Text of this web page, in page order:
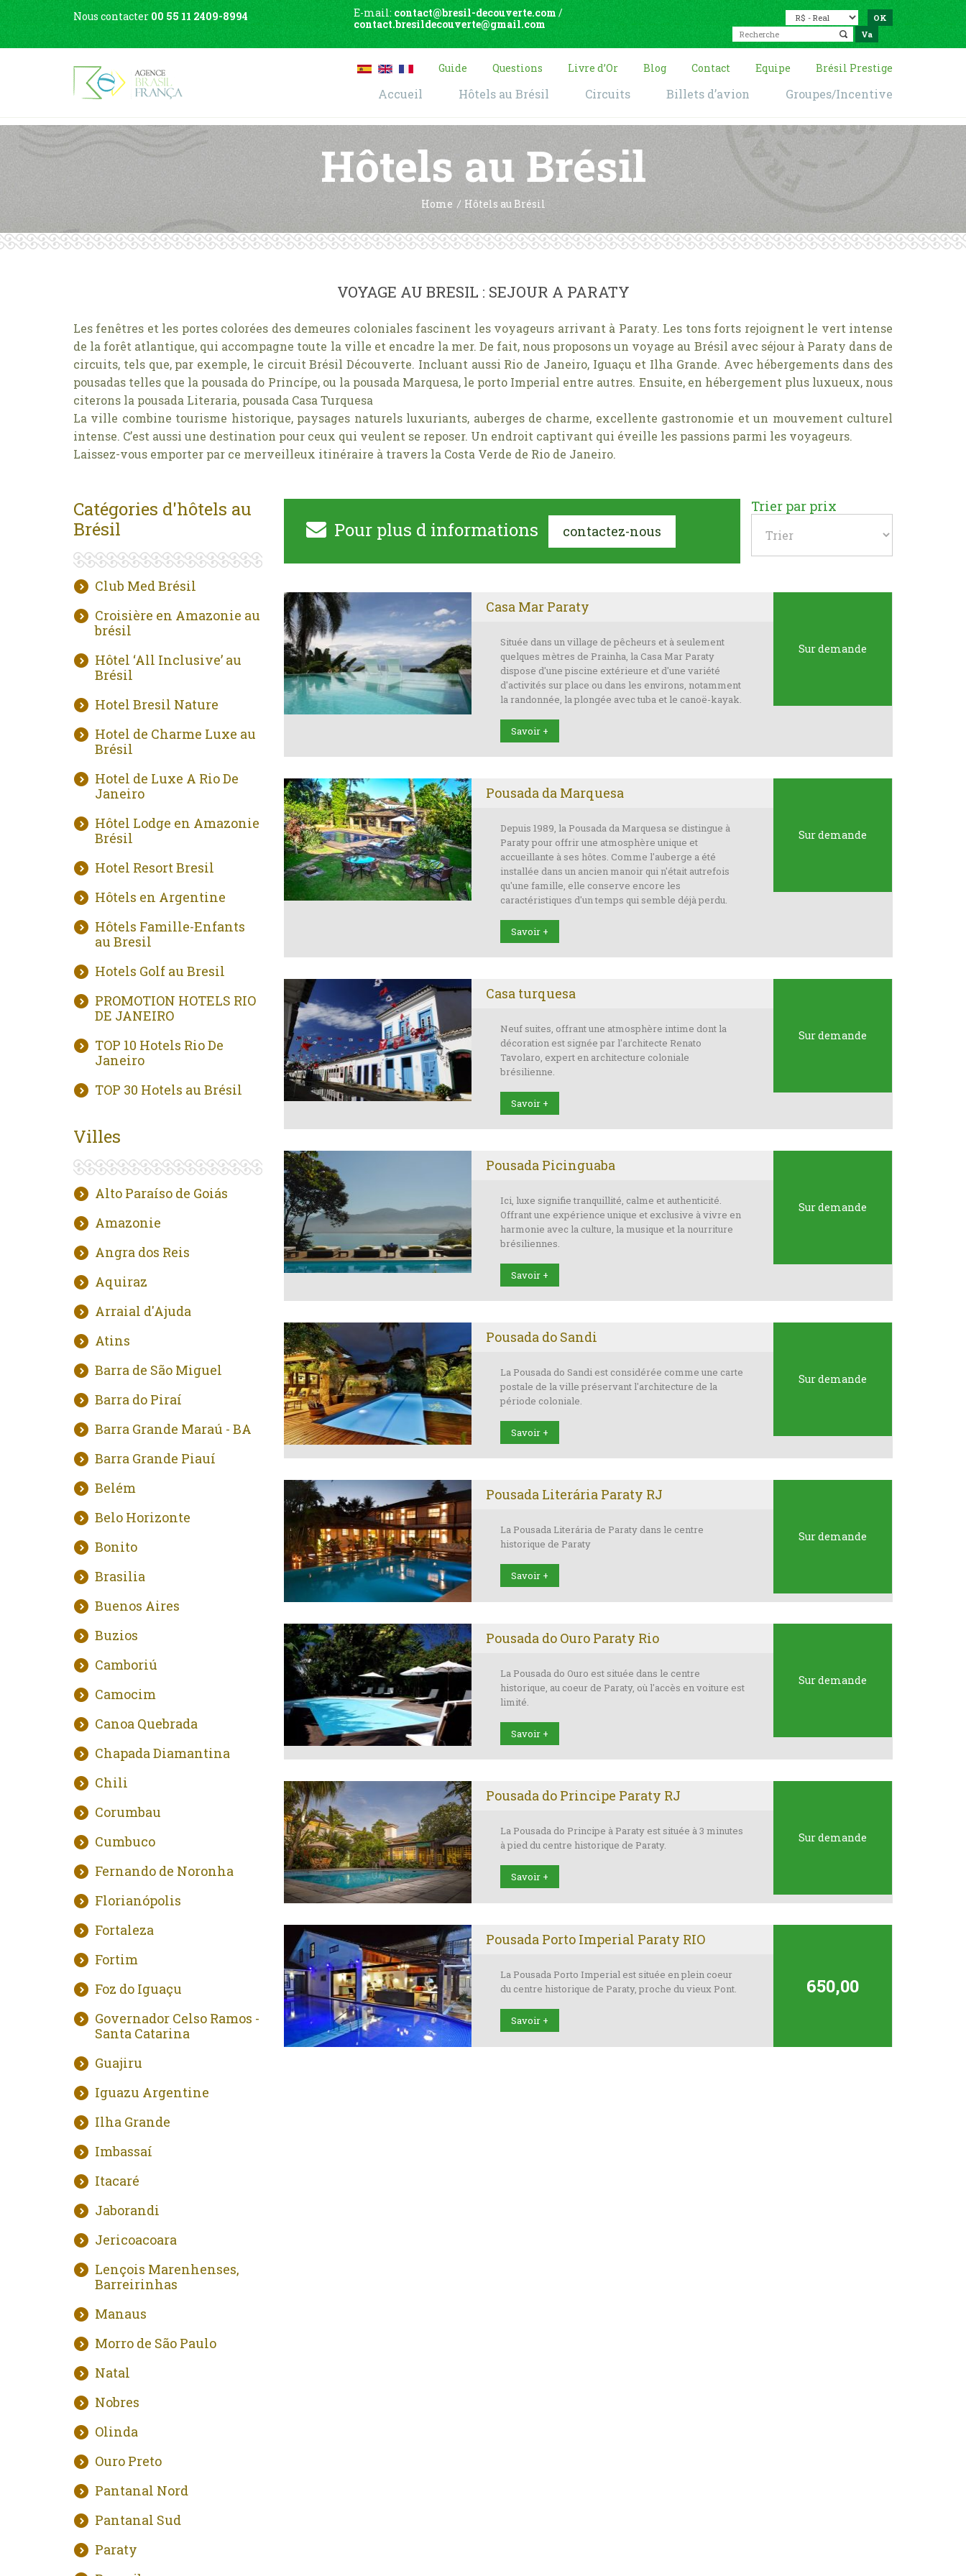
Nous contacter 00 55 11 2409-8994 E-mail: contact@bresil-decouverte.com /
contact.bresildecouverte@gmail.com
Guide Questions Livre d’Or Blog Contact Equipe Brésil Prestige
Accueil Hôtels au Brésil Circuits Billets d’avion Groupes/Incentive
Hôtels au Brésil
Home Hôtels au Brésil
VOYAGE AU BRESIL : SEJOUR A PARATY
Les fenêtres et les portes colorées des demeures coloniales fascinent les voyageurs arrivant à Paraty. Les tons forts rejoignent le vert intense
de la forêt atlantique, qui accompagne toute la ville et encadre la mer. De fait, nous proposons un voyage au Brésil avec séjour à Paraty dans de
circuits, tels que, par exemple, le circuit Brésil Découverte. Incluant aussi Rio de Janeiro, Iguaçu et Ilha Grande. Avec hébergements dans des
pousadas telles que la pousada do Princípe, ou la pousada Marquesa, le porto Imperial entre autres. Ensuite, en hébergement plus luxueux, nous
citerons la pousada Literaria, pousada Casa Turquesa
La ville combine tourisme historique, paysages naturels luxuriants, auberges de charme, excellente gastronomie et un mouvement culturel
intense. C’est aussi une destination pour ceux qui veulent se reposer. Un endroit captivant qui éveille les passions parmi les voyageurs.
Laissez-vous emporter par ce merveilleux itinéraire à travers la Costa Verde de Rio de Janeiro.
Catégories d'hôtels au
Brésil
Club Med Brésil
Croisière en Amazonie au
brésil
Hôtel ‘All Inclusive’ au
Brésil
Hotel Bresil Nature
Hotel de Charme Luxe au
Brésil
Hotel de Luxe A Rio De
Janeiro
Hôtel Lodge en Amazonie
Brésil
Hotel Resort Bresil
Hôtels en Argentine
Hôtels Famille-Enfants
au Bresil
Hotels Golf au Bresil
PROMOTION HOTELS RIO
DE JANEIRO
TOP 10 Hotels Rio De
Janeiro
TOP 30 Hotels au Brésil
Villes
Alto Paraíso de Goiás
Amazonie
Angra dos Reis
Aquiraz
Arraial d'Ajuda
Atins
Barra de São Miguel
Barra do Piraí
Barra Grande Maraú - BA
Barra Grande Piauí
Belém
Belo Horizonte
Bonito
Brasilia
Buenos Aires
Buzios
Camboriú
Camocim
Canoa Quebrada
Chapada Diamantina
Chili
Corumbau
Cumbuco
Fernando de Noronha
Florianópolis
Fortaleza
Fortim
Foz do Iguaçu
Governador Celso Ramos -
Santa Catarina
Guajiru
Iguazu Argentine
Ilha Grande
Imbassaí
Itacaré
Jaborandi
Jericoacoara
Lençois Marenhenses,
Barreirinhas
Manaus
Morro de São Paulo
Natal
Nobres
Olinda
Ouro Preto
Pantanal Nord
Pantanal Sud
Paraty
Pour plus d informations contactez-nous
Trier par prix
Casa Mar Paraty
Située dans un village de pêcheurs et à seulement
quelques mètres de Prainha, la Casa Mar Paraty
dispose d'une piscine extérieure et d'une variété
d'activités sur place ou dans les environs, notamment
la randonnée, la plongée avec tuba et le canoë-kayak.
Savoir +
Sur demande
Pousada da Marquesa
Depuis 1989, la Pousada da Marquesa se distingue à
Paraty pour offrir une atmosphère unique et
accueillante à ses hôtes. Comme l'auberge a été
installée dans un ancien manoir qui n'était autrefois
qu'une famille, elle conserve encore les
caractéristiques d'un temps qui semble déjà perdu.
Savoir +
Sur demande
Casa turquesa
Neuf suites, offrant une atmosphère intime dont la
décoration est signée par l'architecte Renato
Tavolaro, expert en architecture coloniale
brésilienne.
Savoir +
Sur demande
Pousada Picinguaba
Ici, luxe signifie tranquillité, calme et authenticité.
Offrant une expérience unique et exclusive à vivre en
harmonie avec la culture, la musique et la nourriture
brésiliennes.
Savoir +
Sur demande
Pousada do Sandi
La Pousada do Sandi est considérée comme une carte
postale de la ville préservant l'architecture de la
période coloniale.
Savoir +
Sur demande
Pousada Literária Paraty RJ
La Pousada Literária de Paraty dans le centre
historique de Paraty
Savoir +
Sur demande
Pousada do Ouro Paraty Rio
La Pousada do Ouro est située dans le centre
historique, au coeur de Paraty, où l'accès en voiture est
limité.
Savoir +
Sur demande
Pousada do Principe Paraty RJ
La Pousada do Principe à Paraty est située à 3 minutes
à pied du centre historique de Paraty.
Savoir +
Sur demande
Pousada Porto Imperial Paraty RIO
La Pousada Porto Imperial est située en plein coeur
du centre historique de Paraty, proche du vieux Pont.
Savoir +
650,00